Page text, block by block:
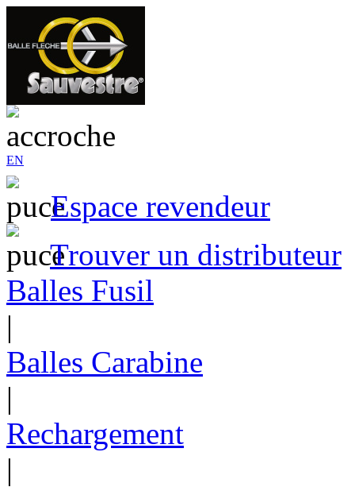
EN
Espace revendeur
Trouver un distributeur
Balles Fusil
|
Balles Carabine
|
Rechargement
|